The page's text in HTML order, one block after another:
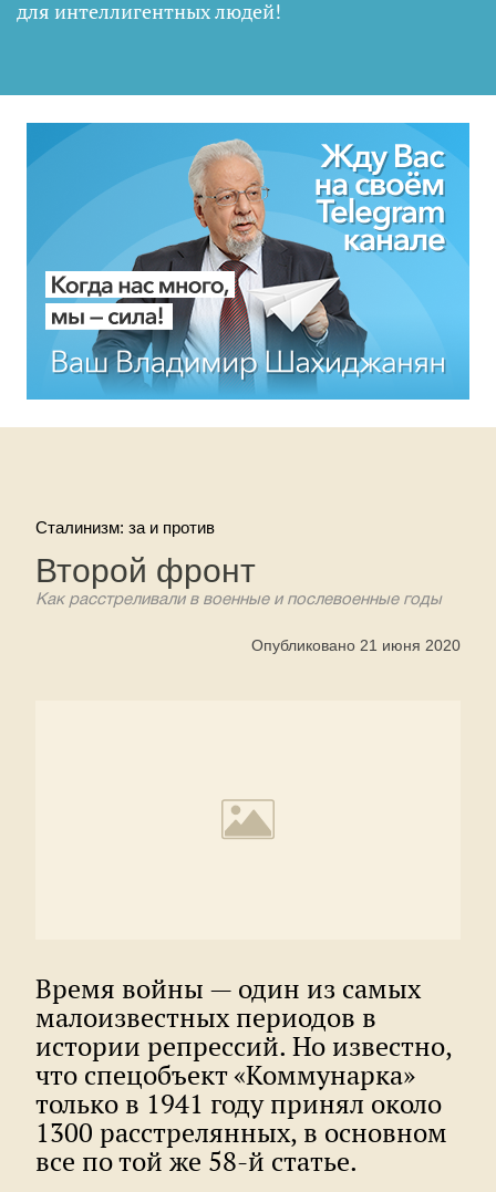
для интеллигентных людей!
Сталинизм: за и против
Второй фронт
Как расстреливали в военные и послевоенные годы
Опубликовано 21 июня 2020
Время войны — один из самых
малоизвестных периодов в
истории репрессий. Но известно,
что спецобъект «Коммунарка»
только в 1941 году принял около
1300 расстрелянных, в основном
все по той же 58-й статье.